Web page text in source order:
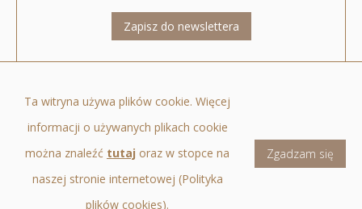
karcie
Zapisz do newslettera
Świat 6/12, 00-400 Warszawa, tel.: +48 22 205 3000, fax: +48 22 205 3001, e-
mail:biuro@quercustfi.pl
Infolinia dla klientów QUERCUS Parasolowy SFIO: +48 22 33 89 114, zlecenia
telefoniczne dla osób korzystających z TeleQuercus: +48 22 33 89 115
Menu
Ta witryna używa plików cookie. Więcej
informacji o używanych plikach cookie
można znaleźć tutaj oraz w stopce na
naszej stronie internetowej (Polityka
plików cookies).
Zgadzam się